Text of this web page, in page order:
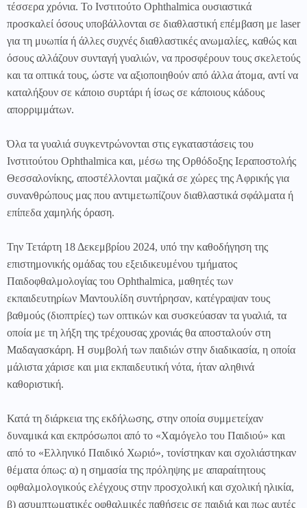
τέσσερα χρόνια. Το Ινστιτούτο Ophthalmica ουσιαστικά
προσκαλεί όσους υποβάλλονται σε διαθλαστική επέμβαση με laser
για τη μυωπία ή άλλες συχνές διαθλαστικές ανωμαλίες, καθώς και
όσους αλλάζουν συνταγή γυαλιών, να προσφέρουν τους σκελετούς
και τα οπτικά τους, ώστε να αξιοποιηθούν από άλλα άτομα, αντί να
καταλήξουν σε κάποιο συρτάρι ή ίσως σε κάποιους κάδους
απορριμμάτων.
Όλα τα γυαλιά συγκεντρώνονται στις εγκαταστάσεις του
Ινστιτούτου Ophthalmica και, μέσω της Ορθόδοξης Ιεραποστολής
Θεσσαλονίκης, αποστέλλονται μαζικά σε χώρες της Αφρικής για
συνανθρώπους μας που αντιμετωπίζουν διαθλαστικά σφάλματα ή
επίπεδα χαμηλής όραση.
Την Τετάρτη 18 Δεκεμβρίου 2024, υπό την καθοδήγηση της
επιστημονικής ομάδας του εξειδικευμένου τμήματος
Παιδοφθαλμολογίας του Ophthalmica, μαθητές των
εκπαιδευτηρίων Μαντουλίδη συντήρησαν, κατέγραψαν τους
βαθμούς (διοπτρίες) των οπτικών και συσκεύασαν τα γυαλιά, τα
οποία με τη λήξη της τρέχουσας χρονιάς θα αποσταλούν στη
Μαδαγασκάρη. Η συμβολή των παιδιών στην διαδικασία, η οποία
μάλιστα χάρισε και μια εκπαιδευτική νότα, ήταν αληθινά
καθοριστική.
Κατά τη διάρκεια της εκδήλωσης, στην οποία συμμετείχαν
δυναμικά και εκπρόσωποι από το «Χαμόγελο του Παιδιού» και
από το «Ελληνικό Παιδικό Χωριό», τονίστηκαν και σχολιάστηκαν
θέματα όπως: α) η σημασία της πρόληψης με απαραίτητους
οφθαλμολογικούς ελέγχους στην προσχολική και σχολική ηλικία,
β) ασυμπτωματικές οφθαλμικές παθήσεις σε παιδιά και πως αυτές